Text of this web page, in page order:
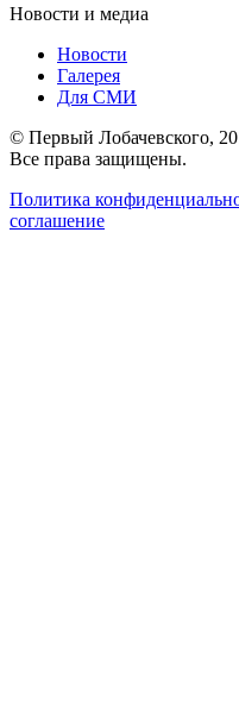
Новости и медиа
Новости
Галерея
Для СМИ
© Первый Лобачевского,
Все права защищены.
Политика
соглашение